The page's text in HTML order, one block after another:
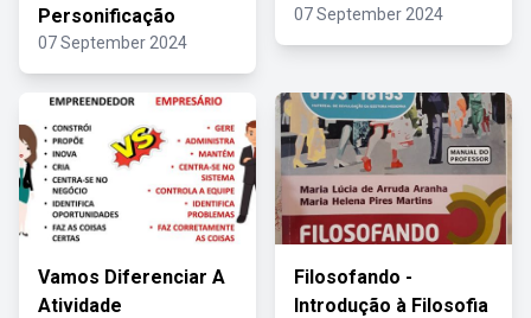
Personificação
07 September 2024
07 September 2024
Vamos Diferenciar A
Atividade
Filosofando -
Introdução à Filosofia